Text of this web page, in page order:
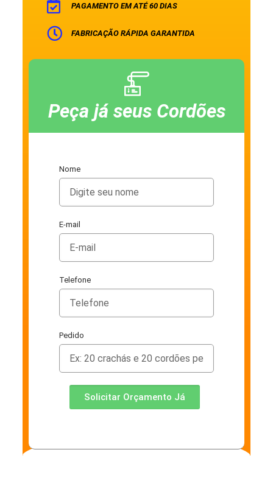
PAGAMENTO EM ATÉ 60 DIAS
FABRICAÇÃO RÁPIDA GARANTIDA
Peça já seus Cordões
Nome
E-mail
Telefone
Pedido
Solicitar Orçamento Já